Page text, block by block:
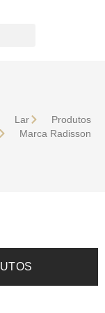
Lar
Produtos
Marca Radisson